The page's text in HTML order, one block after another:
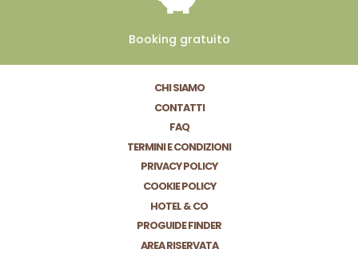
Booking gratuito
CHI SIAMO
CONTATTI
FAQ
TERMINI E CONDIZIONI
PRIVACY POLICY
COOKIE POLICY
HOTEL & CO
PROGUIDE FINDER
AREA RISERVATA